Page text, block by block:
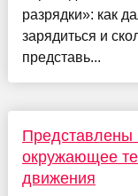
разрядки»: как
зарядиться и
представь...
Представлены
окружающее
движения